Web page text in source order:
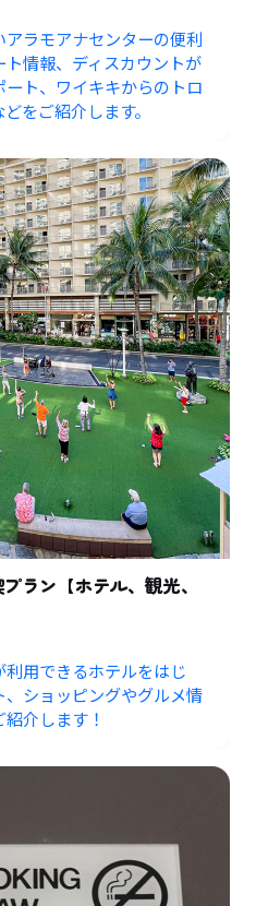
ラモアナセンターの便利
情報、ディスカウントが
ト、ワイキキからのトロ
をご紹介します。
ラン【ホテル、観光、
用できるホテルをはじ
ショッピングやグルメ情
介します！